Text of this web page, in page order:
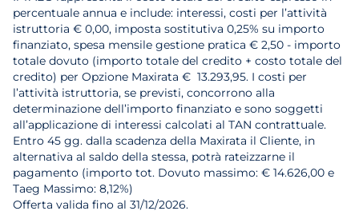
percentuale annua e include: interessi, costi per l’attività
istruttoria € 0,00, imposta sostitutiva 0,25% su importo
finanziato, spesa mensile gestione pratica € 2,50 - importo
totale dovuto (importo totale del credito + costo totale del
credito) per Opzione Maxirata € 13.293,95. I costi per
l’attività istruttoria, se previsti, concorrono alla
determinazione dell’importo finanziato e sono soggetti
all’applicazione di interessi calcolati al TAN contrattuale.
Entro 45 gg. dalla scadenza della Maxirata il Cliente, in
alternativa al saldo della stessa, potrà rateizzarne il
pagamento (importo tot. Dovuto massimo: € 14.626,00 e
Taeg Massimo: 8,12%)
Offerta valida fino al 31/12/2026.